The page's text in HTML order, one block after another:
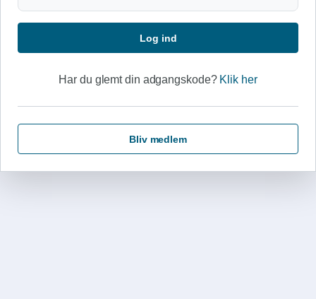
Log ind
Har du glemt din adgangskode? Klik her
Bliv medlem